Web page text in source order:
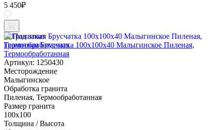
5 450₽
Под заказ
Гранитная Брусчатка 100х100x40 Малыгинское Пиленая,
Термообработанная
Артикул: 1250430
Месторождение
Малыгинское
Обработка гранита
Пиленая, Термообработанная
Размер гранита
100х100
Толщина / Высота